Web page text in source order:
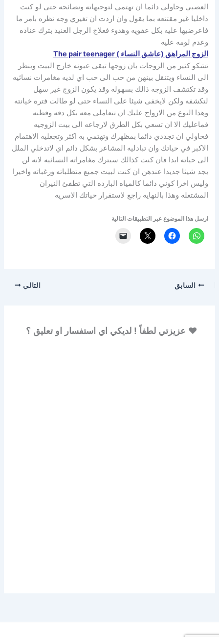
العصبي وحاولي دائما ان تهتمي لتوجيهاته ونصائحه حتى لو كنت
داخليا غير مقتنعه بما يقول وان اردت ان تغيري وجه نظره بامر ما
فاعرضيها عليه بكل عفويه وهدوء فعلاج الرجل العنيد بترك عناده
وعدم لومه عليه
الزوج المراهق (عاشق النساء ) The pair teenager
تشكو كثير من الزوجات بان زوجها تبقى عيونه خارج البيت وينظر
الى النساء ويتنقل بينهن من حب الى حب اي لديه مغامرات نسائيه
وقد تكتشف الزوجه ذالك بسهوله وقد يكون الزوج غير سهل
لتكشفه ولكن لايخفى شيئا على النساء حتى لو طالت فتره خيانته
وهذا النوع من الازواج عليك ان تتعاملي معه بكل دقه وفطنه
فماعليك الا ان تسعي بكل الطرق لارجاعه الى بيت الزوجيه
فحاولي ان تجددي دائما بمظهرك وتهتمي به اكثر وتجعليه الاهتمام
الاكبر في حياتك وان تبادليه المشاعر بشكل دائم اي لاتدخلي الملل
الى حياته ابدا فان كنت كذالك سيترك مغامراته النسائيه لانه لن
يجد شيئا جديدا عندهن ان كنت لبيت جميع متطلباته ورغباته واخيرا
وليس اخرا كوني دائما كالمياه البارده التي تطفئ النيران
المشتعله وهذا بالنهايه راجع لاستقرار حياتك الاسريه
ارسل هذا الموضوع عبر التطبيقات التالية
السابق التالي
♥ عزيزتي لطفاً ! لديكي اي استفسار او تعليق ؟